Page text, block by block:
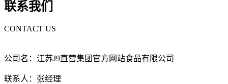
联系我们
CONTACT US
公司名：江苏J9直营集团官方网站食品有限公司
联系人：张经理